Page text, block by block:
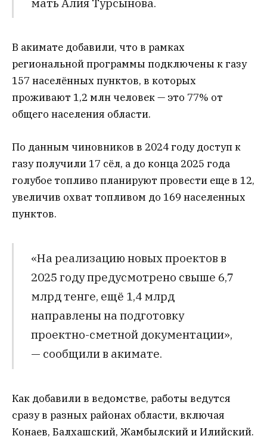
В акимате добавили, что в рамках
региональной программы подключены к газу
157 населённых пунктов, в которых
проживают 1,2 млн человек — это 77% от
общего населения области.
По данным чиновников в 2024 году доступ к
газу получили 17 сёл, а до конца 2025 года
голубое топливо планируют провести еще в 12,
увеличив охват топливом до 169 населенных
пунктов.
«На реализацию новых проектов в
2025 году предусмотрено свыше 6,7
млрд тенге, ещё 1,4 млрд
направлены на подготовку
проектно-сметной документации»,
— сообщили в акимате.
Как добавили в ведомстве, работы ведутся
сразу в разных районах области, включая
Конаев, Балхашский, Жамбылский и Илийский.